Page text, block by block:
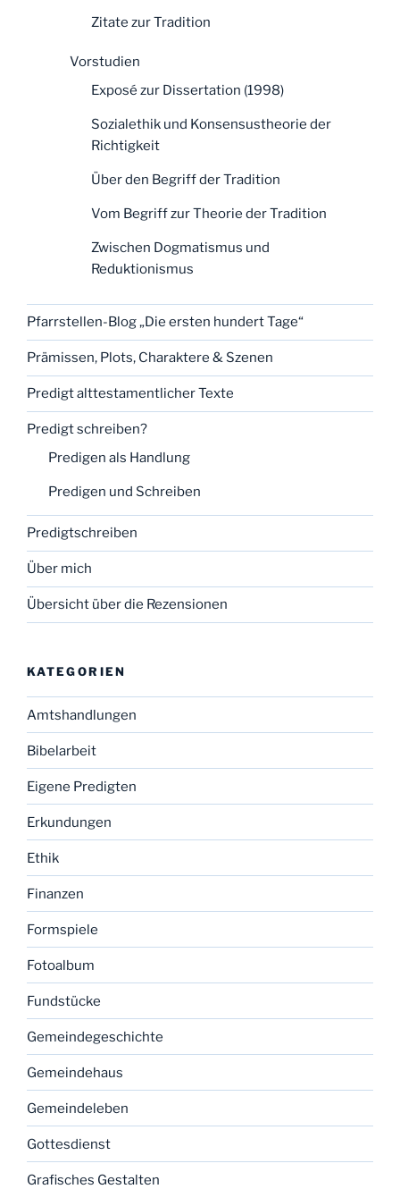
Zitate zur Tradition
Vorstudien
Exposé zur Dissertation (1998)
Sozialethik und Konsensustheorie der
Richtigkeit
Über den Begriff der Tradition
Vom Begriff zur Theorie der Tradition
Zwischen Dogmatismus und
Reduktionismus
Pfarrstellen-Blog „Die ersten hundert Tage“
Prämissen, Plots, Charaktere & Szenen
Predigt alttestamentlicher Texte
Predigt schreiben?
Predigen als Handlung
Predigen und Schreiben
Predigtschreiben
Über mich
Übersicht über die Rezensionen
KATEGORIEN
Amtshandlungen
Bibelarbeit
Eigene Predigten
Erkundungen
Ethik
Finanzen
Formspiele
Fotoalbum
Fundstücke
Gemeindegeschichte
Gemeindehaus
Gemeindeleben
Gottesdienst
Grafisches Gestalten